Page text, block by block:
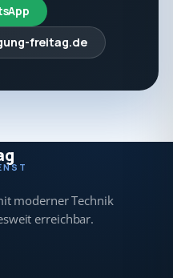
freitag.de
moderner Technik
erreichbar.